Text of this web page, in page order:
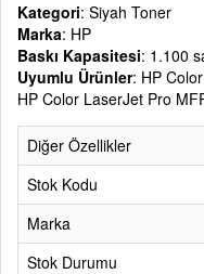
Kategori: Siyah Toner
Marka: HP
Baskı Kapasitesi: 1.100
Uyumlu Ürünler: HP
HP Color LaserJet Pro
Diğer Özellikler
Stok Kodu
Marka
Stok Durumu